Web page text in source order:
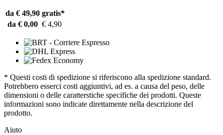
da € 49,90 gratis*
da € 0,00 € 4,90
* Questi costi di spedizione si riferiscono alla spedizione standard.
Potrebbero esserci costi aggiuntivi, ad es. a causa del peso, delle
dimensioni o delle caratterstiche specifiche dei prodotti. Queste
informazioni sono indicate direttamente nella descrizione del
prodotto.
Aiuto